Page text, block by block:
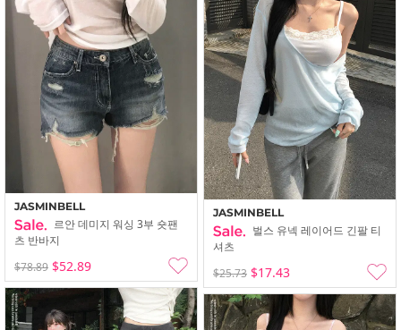
JASMINBELL
르안 데미지 워싱 3부 숏팬
츠 반바지
$78.89 $52.89
JASMINBELL
벌스 유넥 레이어드 긴팔 티
셔츠
$25.73 $17.43